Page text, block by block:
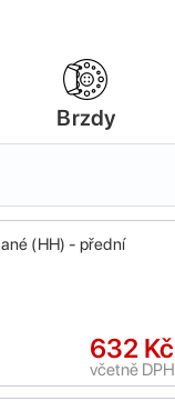
Brzdy
(HH) - přední
632 Kč
včetně DPH